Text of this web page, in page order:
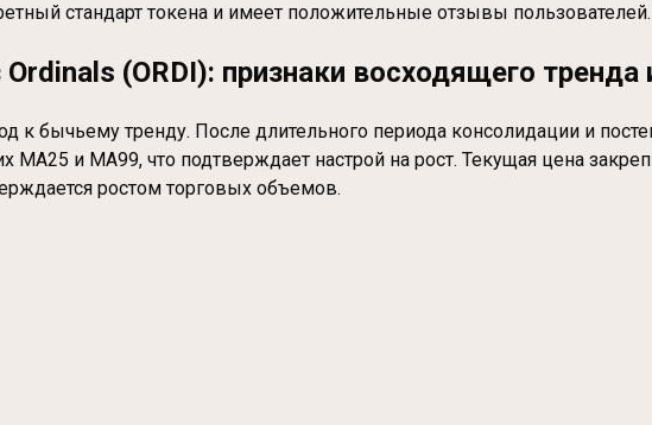
стандарт токена и имеет положительные отзывы пользователей.
Ordinals (ORDI): признаки восходящего
к бычьему тренду. После длительного периода консолидации и
и MA99, что подтверждает настрой на рост. Текущая цена
ростом торговых объемов.